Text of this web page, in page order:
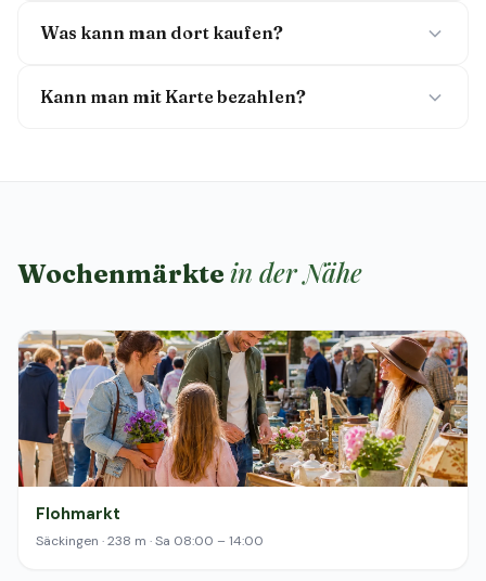
Was kann man dort kaufen?
Kann man mit Karte bezahlen?
Wochenmärkte in der Nähe
Flohmarkt
Säckingen · 238 m · Sa 08:00 – 14:00